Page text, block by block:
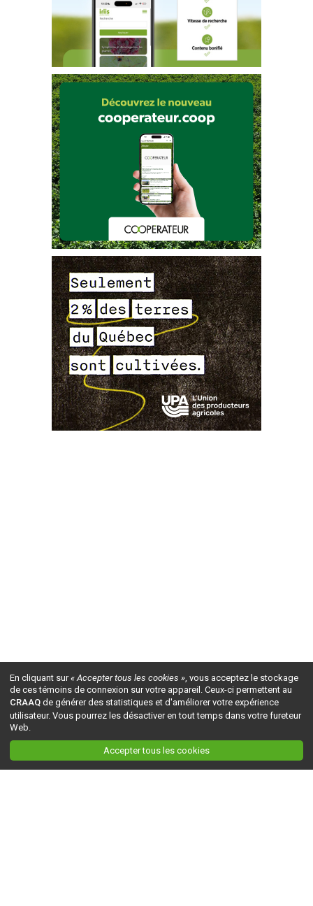
En cliquant sur« Accepter tous les cookies », vous acceptez le stockage
de ces témoins de connexion sur votre appareil. Ceux-ci permettent au
CRAAQ de générer des statistiques et d'améliorer votre expérience
utilisateur. Vous pourrez les désactiver en tout temps dans votre fureteur
Web.
Accepter tous les cookies